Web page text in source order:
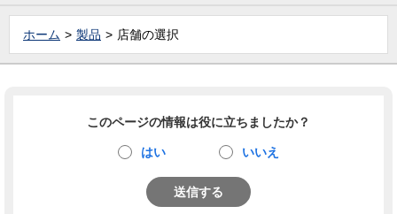
ホーム 製品 店舗の選択
このページの情報は役に立ちましたか？
はい いいえ
送信する